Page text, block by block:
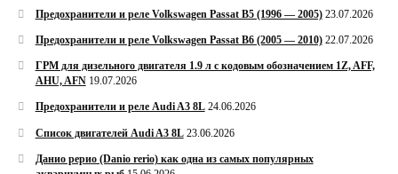
Предохранители и реле Volkswagen Passat B5 (1996 — 2005) 23.07.2026
Предохранители и реле Volkswagen Passat B6 (2005 — 2010) 22.07.2026
ГРМ для дизельного двигателя 1.9 л с кодовым обозначением 1Z, AFF,
AHU, AFN 19.07.2026
Предохранители и реле Audi A3 8L 24.06.2026
Список двигателей Audi A3 8L 23.06.2026
Данио рерио (Danio rerio) как одна из самых популярных